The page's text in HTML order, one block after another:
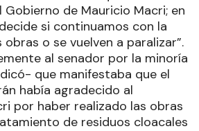
de Mauricio Macri; en
si continuamos con la
o se vuelven a paralizar”.
al senador por la minoría
que manifestaba que el
había agradecido al
por haber realizado las obras
de residuos cloacales